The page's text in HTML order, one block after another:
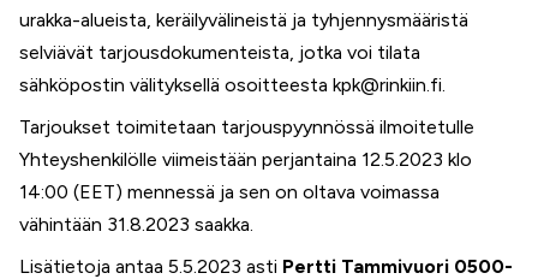
urakka-alueista, keräilyvälineistä ja tyhjennysmääristä
selviävät tarjousdokumenteista, jotka voi tilata
sähköpostin välityksellä osoitteesta kpk@rinkiin.fi.
Tarjoukset toimitetaan tarjouspyynnössä ilmoitetulle
Yhteyshenkilölle viimeistään perjantaina 12.5.2023 klo
14:00 (EET) mennessä ja sen on oltava voimassa
vähintään 31.8.2023 saakka.
Lisätietoja antaa 5.5.2023 asti Pertti Tammivuori 0500-